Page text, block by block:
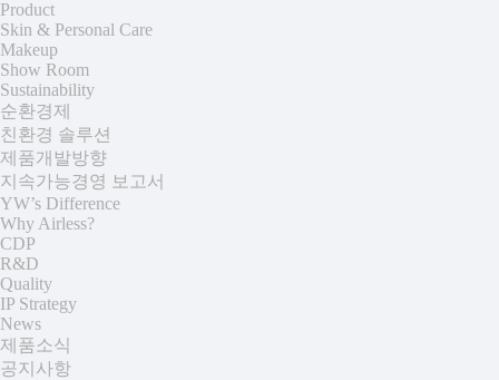
Product
Skin & Personal Care
Makeup
Show Room
Sustainability
순환경제
친환경 솔루션
제품개발방향
지속가능경영 보고서
YW’s Difference
Why Airless?
CDP
R&D
Quality
IP Strategy
News
제품소식
공지사항